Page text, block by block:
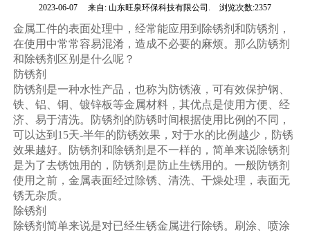
2023-06-07 来自: 山东旺泉环保科技有限公司. 浏览次数:2357
金属工件的表面处理中，经常能应用到除锈剂和防锈剂，
在使用中常常容易混淆，造成不必要的麻烦。那么防锈剂
和除锈剂区别是什么呢？
防锈剂
防锈剂是一种水性产品，也称为防锈液，可有效保护钢、
铁、铝、铜、镀锌板等金属材料，其优点是使用方便、经
济、易于清洗。防锈剂的防锈时间根据使用比例的不同，
可以达到15天-半年的防锈效果，对于水的比例越少，防锈
效果越好。防锈剂和除锈剂是不一样的，简单来说除锈剂
是为了去锈蚀用的，防锈剂是防止生锈用的。一般防锈剂
使用之前，金属表面经过除锈、清洗、干燥处理，表面无
锈无杂质。
除锈剂
除锈剂简单来说是对已经生锈金属进行除锈。刷涂、喷涂